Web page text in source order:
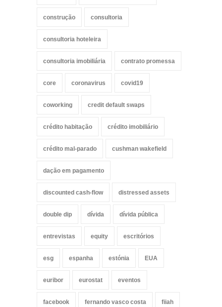
construção consultoria
consultoria hoteleira
consultoria imobiliária contrato promessa
core coronavirus covid19
coworking credit default swaps
crédito habitação crédito imobiliário
crédito mal-parado cushman wakefield
dação em pagamento
discounted cash-flow distressed assets
double dip dívida dívida pública
entrevistas equity escritórios
esg espanha estónia EUA
euribor eurostat eventos
facebook fernando vasco costa fiiah